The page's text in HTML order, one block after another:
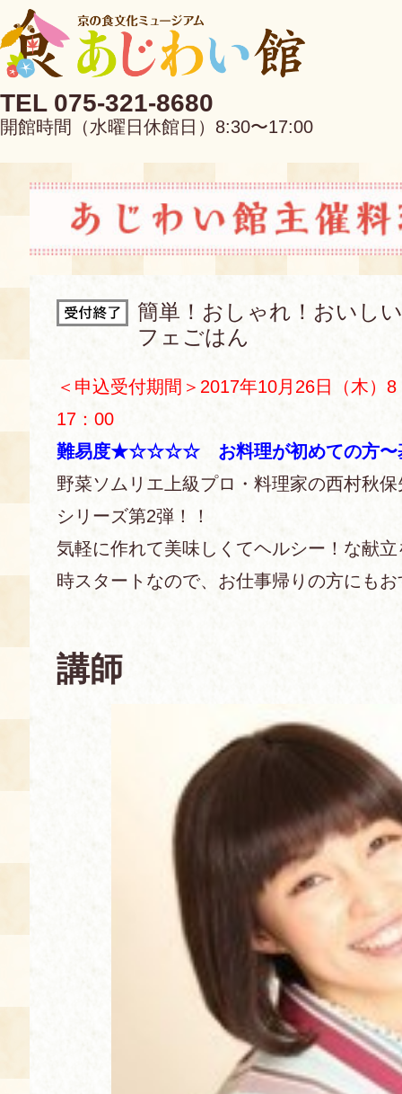
TEL 075-321-8680
開館時間（水曜日休館日）8:30〜17:00
EN 中文
あじわい館とは
京の食文化について
アクセス
料理教室
展示室
展示室のご紹介
お土産コーナー
備品リスト
空き状況・ご予約
使用料・お支払い方法
団体向け見学・体験
食の語り部の部屋
展示見学
講演会付き料理教室
あじわい館弁当
簡単！おしゃれ！おいし
フェごはん
＜申込受付期間＞2017年10月26日（木）
17：00
難易度★☆☆☆☆ お料理が初めての方〜
野菜ソムリエ上級プロ・料理家の西村秋
シリーズ第2弾！！
気軽に作れて美味しくてヘルシー！な献
時スタートなので、お仕事帰りの方にも
講師